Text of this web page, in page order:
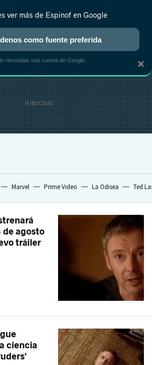
REALITY ANIME RANKINGS CINE
Marvel Prime Video La Odisea Ted
agosto
tráiler
ciencia
×
ver más de Espinof en Google
como fuente preferida
necesitas una cuenta de Google